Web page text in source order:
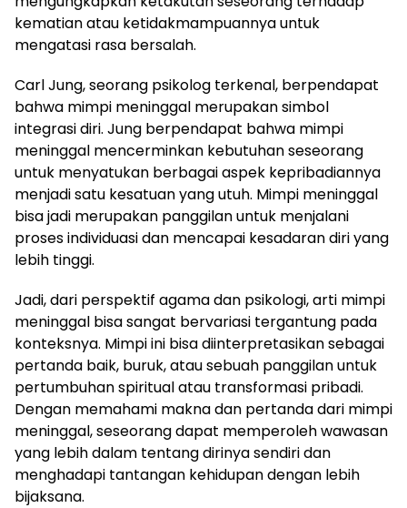
kematian atau ketidakmampuannya untuk
mengatasi rasa bersalah.
Carl Jung, seorang psikolog terkenal, berpendapat
bahwa mimpi meninggal merupakan simbol
integrasi diri. Jung berpendapat bahwa mimpi
meninggal mencerminkan kebutuhan seseorang
untuk menyatukan berbagai aspek kepribadiannya
menjadi satu kesatuan yang utuh. Mimpi meninggal
bisa jadi merupakan panggilan untuk menjalani
proses individuasi dan mencapai kesadaran diri yang
lebih tinggi.
Jadi, dari perspektif agama dan psikologi, arti mimpi
meninggal bisa sangat bervariasi tergantung pada
konteksnya. Mimpi ini bisa diinterpretasikan sebagai
pertanda baik, buruk, atau sebuah panggilan untuk
pertumbuhan spiritual atau transformasi pribadi.
Dengan memahami makna dan pertanda dari mimpi
meninggal, seseorang dapat memperoleh wawasan
yang lebih dalam tentang dirinya sendiri dan
menghadapi tantangan kehidupan dengan lebih
bijaksana.